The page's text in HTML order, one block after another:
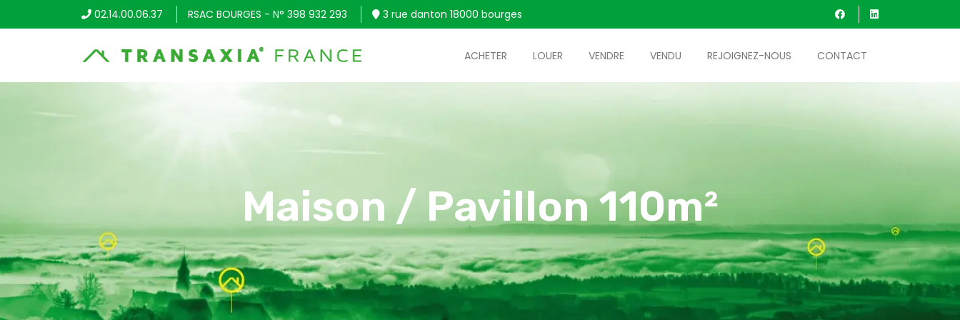
02.14.00.06.37 RSAC BOURGES - N° 398 932 293 3 rue danton 18000 bourges
ACHETER LOUER VENDRE VENDU REJOIGNEZ-NOUS CONTACT
Maison / Pavillon 110m²